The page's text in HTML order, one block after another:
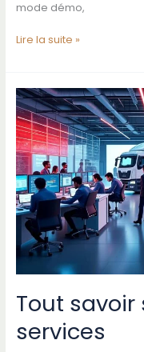
mode démo,
Bitsoft
:
que
penser
de
cette
solution
Lire la suite »
Tout savoir
services